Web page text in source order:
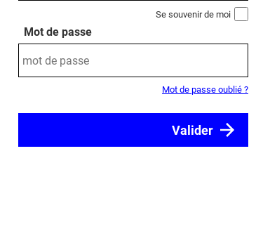
Se souvenir de moi
Mot de passe
Mot de passe oublié ?